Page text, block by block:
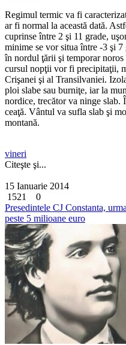
Regimul termic va fi
ar fi normal la această dată.
cuprinse între 2 şi 11 grade,
minime se vor situa între -3 şi
în nordul ţării şi temporar
cursul nopţii vor fi precipitaţii,
Crişanei şi al Transilvaniei.
ploi slabe sau burniţe, iar la
nordice, trecător va ninge
ceaţă. Vântul va sufla slab şi
montană.
vineri
Citeşte şi...
15 Ianuarie 2014
1521
0
Presedintele CJ Constanta,
peste 5 milioane euro